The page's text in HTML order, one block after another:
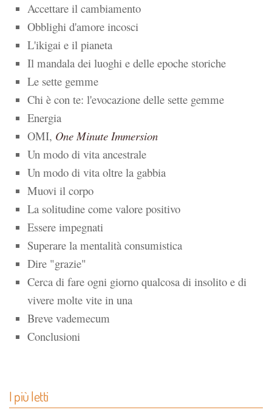
Accettare il cambiamento
Obblighi d'amore incosci
L'ikigai e il pianeta
Il mandala dei luoghi e delle epoche storiche
Le sette gemme
Chi è con te: l'evocazione delle sette gemme
Energia
OMI, One Minute Immersion
Un modo di vita ancestrale
Un modo di vita oltre la gabbia
Muovi il corpo
La solitudine come valore positivo
Essere impegnati
Superare la mentalità consumistica
Dire "grazie"
Cerca di fare ogni giorno qualcosa di insolito e di
vivere molte vite in una
Breve vademecum
Conclusioni
I più letti